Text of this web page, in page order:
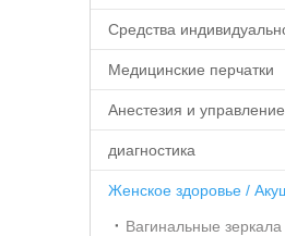
Медицинские перчатки
диагностика
Вагинальные зеркала